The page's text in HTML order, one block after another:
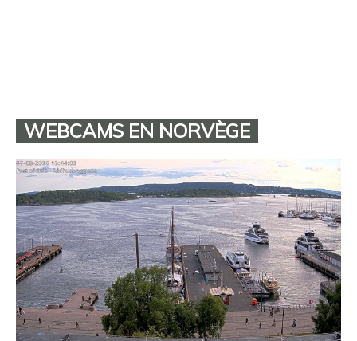
WEBCAMS EN NORVÈGE